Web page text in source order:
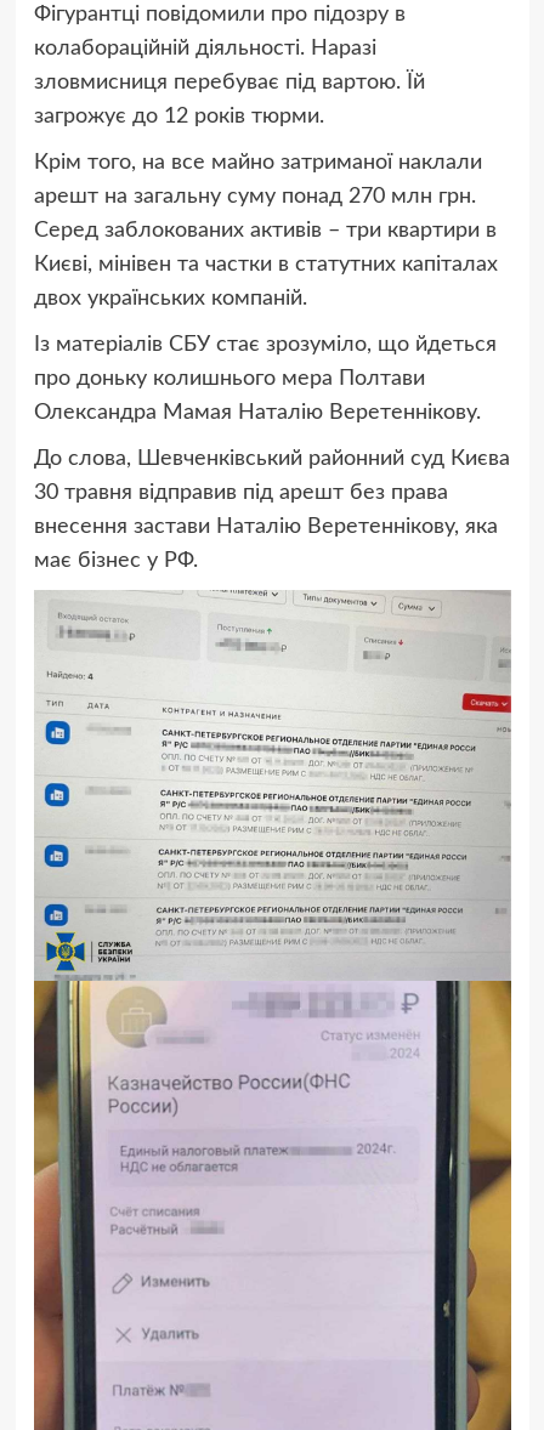
Фігурантці повідомили про підозру в
колабораційній діяльності. Наразі
зловмисниця перебуває під вартою. Їй
загрожує до 12 років тюрми.
Крім того, на все майно затриманої наклали
арешт на загальну суму понад 270 млн грн.
Серед заблокованих активів – три квартири в
Києві, мінівен та частки в статутних капіталах
двох українських компаній.
Із матеріалів СБУ стає зрозуміло, що йдеться
про доньку колишнього мера Полтави
Олександра Мамая Наталію Веретеннікову.
До слова, Шевченківський районний суд Києва
30 травня відправив під арешт без права
внесення застави Наталію Веретеннікову, яка
має бізнес у РФ.